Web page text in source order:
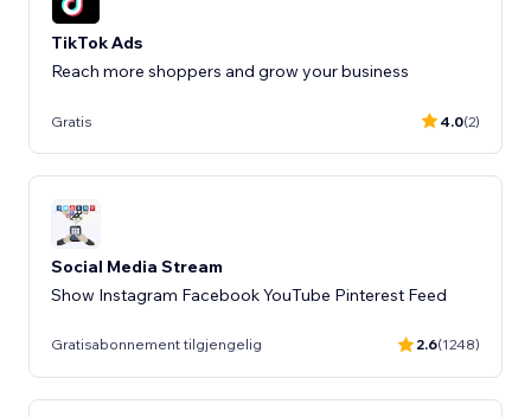
TikTok Ads
Reach more shoppers and grow your business
Gratis 4.0(2)
Social Media Stream
Show Instagram Facebook YouTube Pinterest Feed
Gratisabonnement tilgjengelig 2.6(1248)